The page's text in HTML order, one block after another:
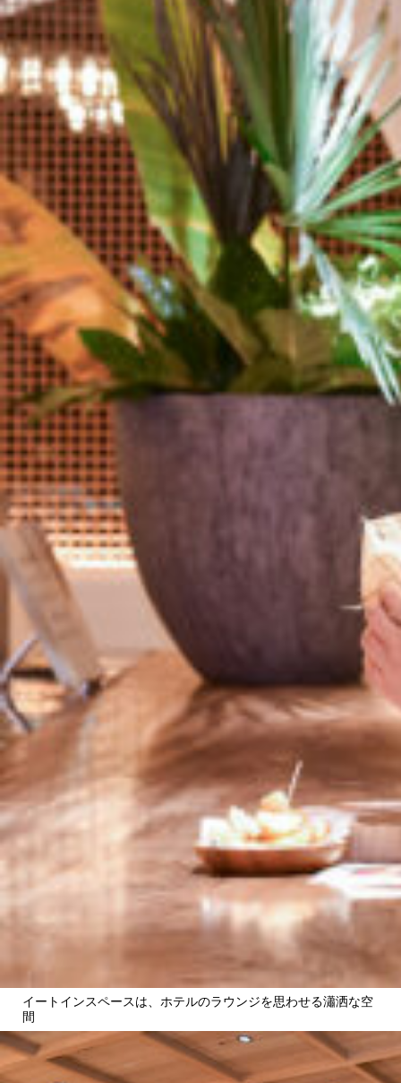
イートインスペースは、ホテルのラウンジを思わせる瀟洒な空
間